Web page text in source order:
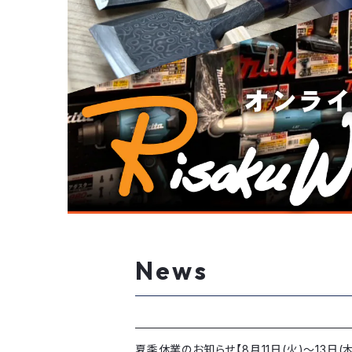
News
夏季休業のお知らせ【8月11日(火)～13日(